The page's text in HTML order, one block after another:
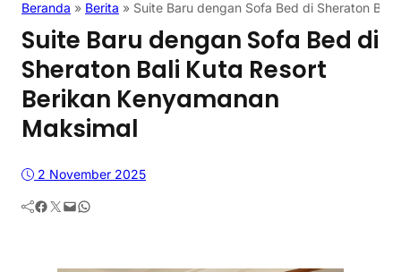
Beranda » Berita » Suite Baru dengan Sofa Bed di Sheraton
Suite Baru dengan Sofa Bed di
Sheraton Bali Kuta Resort
Berikan Kenyamanan
Maksimal
2 November 2025
Facebook Twitter Mail WhatsApp